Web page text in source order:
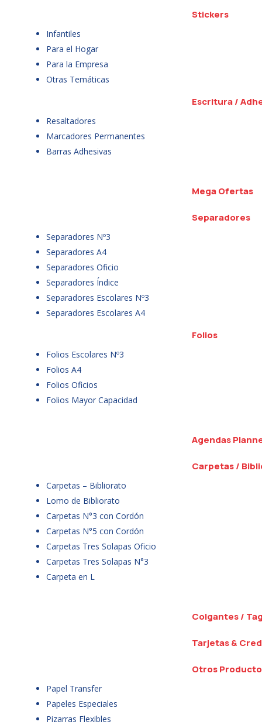
Stickers
Infantiles
Para el Hogar
Para la Empresa
Otras Temáticas
Escritura /
Resaltadores
Marcadores Permanentes
Barras Adhesivas
Mega Ofertas
Separadores
Separadores Nº3
Separadores A4
Separadores Oficio
Separadores Índice
Separadores Escolares Nº3
Separadores Escolares A4
Folios
Folios Escolares Nº3
Folios A4
Folios Oficios
Folios Mayor Capacidad
Agendas
Carpetas /
Carpetas – Bibliorato
Lomo de Bibliorato
Carpetas N°3 con Cordón
Carpetas N°5 con Cordón
Carpetas Tres Solapas Oficio
Carpetas Tres Solapas N°3
Carpeta en L
Colgantes /
Tarjetas &
Otros
Papel Transfer
Papeles Especiales
Pizarras Flexibles